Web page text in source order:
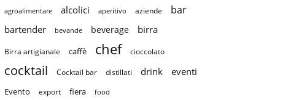
agroalimentare alcolici aperitivo aziende bar
bartender bevande beverage birra
Birra artigianale caffè chef cioccolato
cocktail Cocktail bar distillati drink eventi
Evento export fiera food